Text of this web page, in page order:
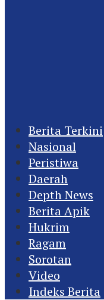
Berita Terkini
Nasional
Peristiwa
Daerah
Depth News
Berita Apik
Hukrim
Ragam
Sorotan
Video
Indeks Berita